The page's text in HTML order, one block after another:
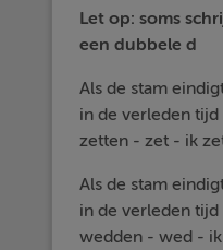
Let op: soms
een dubbele d
Als de stam
in de verleden
zetten - zet - ik
Als de stam
in de verleden tijd
wedden - wed -